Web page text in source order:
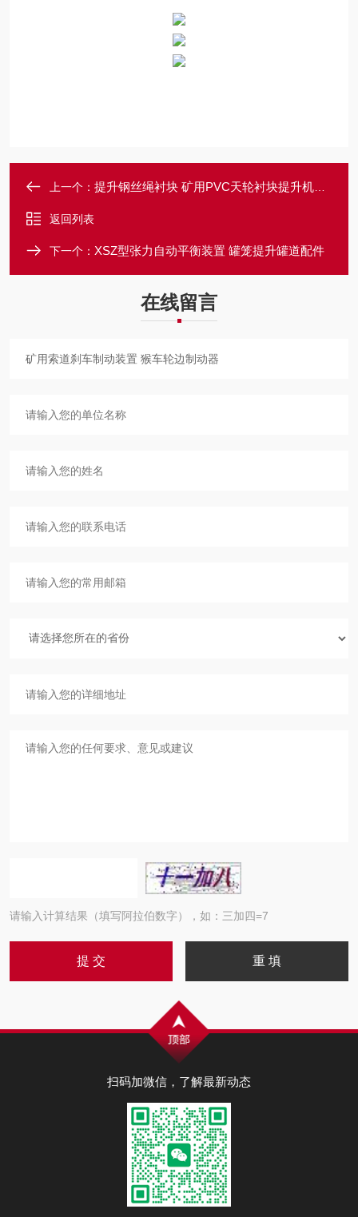
上一个： 提升钢丝绳衬块 矿用PVC天轮衬块提升机配件
返回列表
下一个： XSZ型张力自动平衡装置 罐笼提升罐道配件
在线留言
请输入计算结果（填写阿拉伯数字），如：三加四=7
扫码加微信，了解最新动态